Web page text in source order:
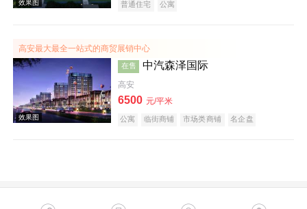
实景图
普通住宅 公寓
高安最大最全一站式的商贸展销中心
在售 中汽森泽国际
高安
6500 元/平米
公寓 临街商铺 市场类商铺 名企盘